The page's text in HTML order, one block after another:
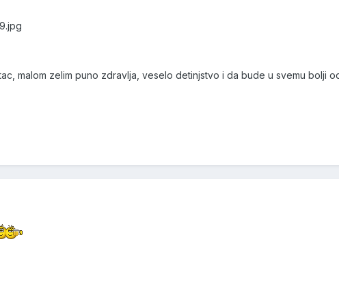
malom zelim puno zdravlja, veselo detinjstvo i da bude u svemu bolji